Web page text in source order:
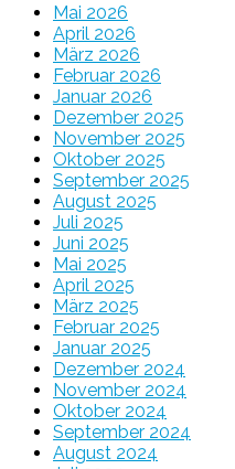
Mai 2026
April 2026
März 2026
Februar 2026
Januar 2026
Dezember 2025
November 2025
Oktober 2025
September 2025
August 2025
Juli 2025
Juni 2025
Mai 2025
April 2025
März 2025
Februar 2025
Januar 2025
Dezember 2024
November 2024
Oktober 2024
September 2024
August 2024